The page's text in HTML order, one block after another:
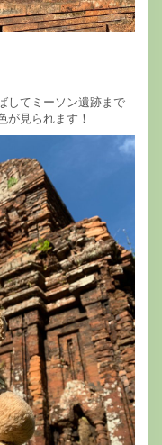
してミーソン遺跡まで
が見られます！